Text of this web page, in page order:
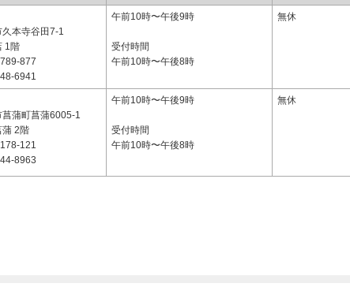
本寺谷田7-1
1階
877
6941
午前10時〜午後9時
受付時間
午前10時〜午後8時
無休
蒲町菖蒲6005-1
蒲 2階
121
8963
午前10時〜午後9時
受付時間
午前10時〜午後8時
無休